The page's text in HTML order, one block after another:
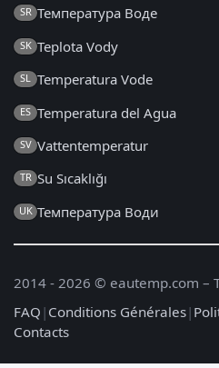
SR Температура Воде
SK Teplota Vody
SL Temperatura Vode
ES Temperatura del Agua
SV Vattentemperatur
TR Su Sıcaklığı
UK Температура Води
2014 - 2026 © eautemp.com –
FAQ | Conditions Générales|
Contacts